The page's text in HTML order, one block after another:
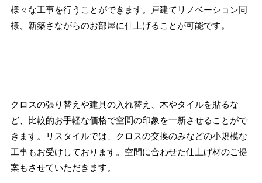
様々な工事を行うことができます。戸建てリノベーション同
様、新築さながらのお部屋に仕上げることが可能です。
クロスの張り替えや建具の入れ替え、木やタイルを貼るな
ど、比較的お手軽な価格で空間の印象を一新させることがで
きます。リスタイルでは、クロスの交換のみなどの小規模な
工事もお受けしております。空間に合わせた仕上げ材のご提
案もさせていただきます。